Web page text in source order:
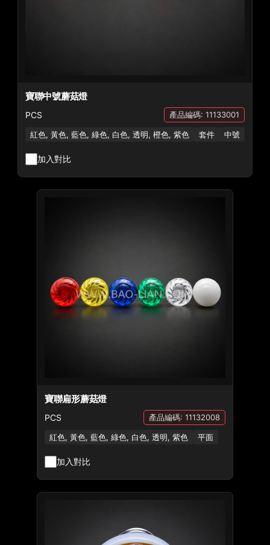
寶聯中號蘑菇燈
PCS 產品編碼: 11133001
紅色, 黃色, 藍色, 綠色, 白色, 透明, 橙色, 紫色 套件 中號
加入對比
寶聯扁形蘑菇燈
PCS 產品編碼: 11132008
紅色, 黃色, 藍色, 綠色, 白色, 透明, 紫色 平面
加入對比